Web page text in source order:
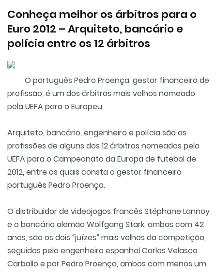
Conheça melhor os árbitros para o
Euro 2012 – Arquiteto, bancário e
polícia entre os 12 árbitros
O português Pedro Proença, gestor financeiro de
profissão, é um dos árbitros mais velhos nomeado
pela UEFA para o Europeu.
Arquiteto, bancário, engenheiro e polícia são as
profissões de alguns dos 12 árbitros nomeados pela
UEFA para o Campeonato da Europa de futebol de
2012, entre os quais consta o gestor financeiro
português Pedro Proença.
O distribuidor de videojogos francês Stéphane Lannoy
e o bancário alemão Wolfgang Stark, ambos com 42
anos, são os dois “juízes” mais velhos da competição,
seguidos pelo engenheiro espanhol Carlos Velasco
Carballo e por Pedro Proença, ambos com menos um.